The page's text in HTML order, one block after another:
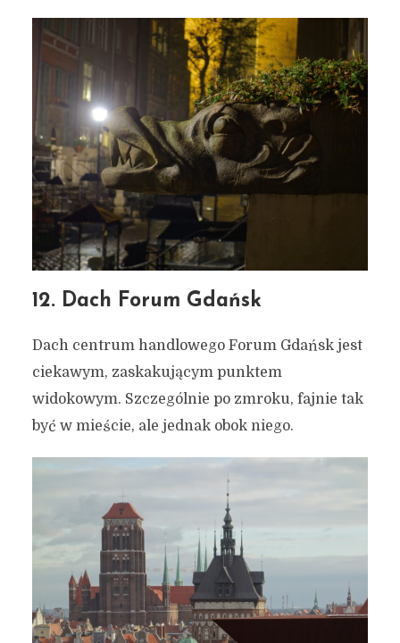
12. Dach Forum Gdańsk
Dach centrum handlowego Forum Gdańsk jest
ciekawym, zaskakującym punktem
widokowym. Szczególnie po zmroku, fajnie tak
być w mieście, ale jednak obok niego.